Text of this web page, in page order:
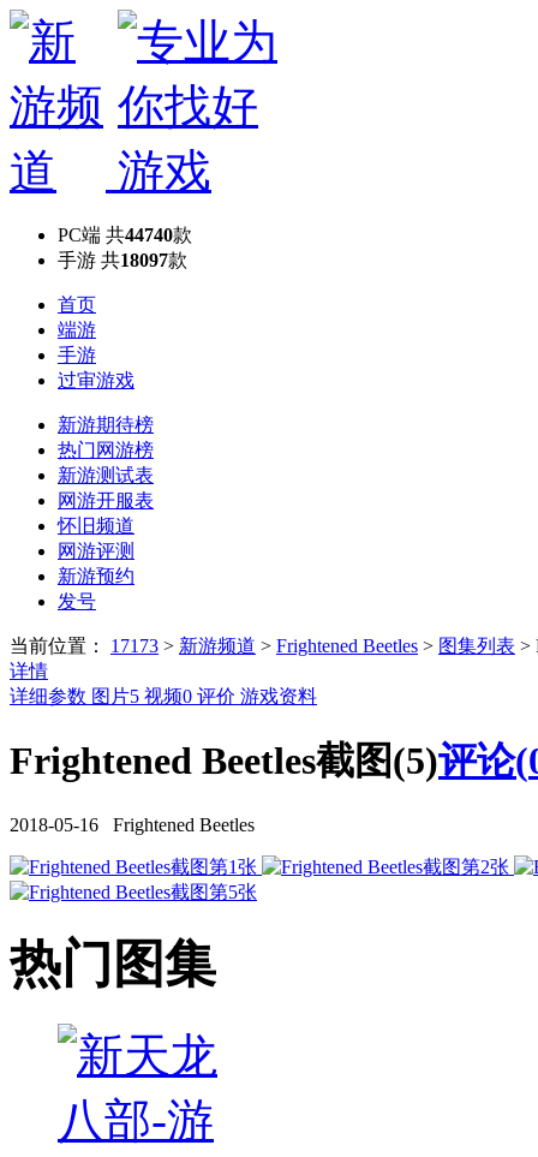
PC端 共44740款
手游 共18097款
首页
端游
手游
过审游戏
新游期待榜
热门网游榜
新游测试表
网游开服表
怀旧频道
网游评测
新游预约
发号
当前位置： 17173 > 新游频道 > Frightened Beetles > 图集列表 >
详情
详细参数 图片5 视频0 评价 游戏资料
Frightened Beetles截图(5)评论(
2018-05-16 Frightened Beetles
热门图集